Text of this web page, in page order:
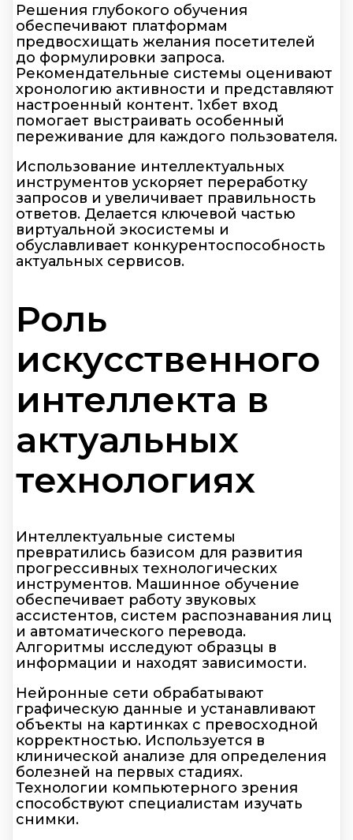
Решения глубокого обучения
обеспечивают платформам
предвосхищать желания посетителей
до формулировки запроса.
Рекомендательные системы оценивают
хронологию активности и представляют
настроенный контент. 1хбет вход
помогает выстраивать особенный
переживание для каждого пользователя.
Использование интеллектуальных
инструментов ускоряет переработку
запросов и увеличивает правильность
ответов. Делается ключевой частью
виртуальной экосистемы и
обуславливает конкурентоспособность
актуальных сервисов.
Роль
искусственного
интеллекта в
актуальных
технологиях
Интеллектуальные системы
превратились базисом для развития
прогрессивных технологических
инструментов. Машинное обучение
обеспечивает работу звуковых
ассистентов, систем распознавания лиц
и автоматического перевода.
Алгоритмы исследуют образцы в
информации и находят зависимости.
Нейронные сети обрабатывают
графическую данные и устанавливают
объекты на картинках с превосходной
корректностью. Используется в
клинической анализе для определения
болезней на первых стадиях.
Технологии компьютерного зрения
способствуют специалистам изучать
снимки.